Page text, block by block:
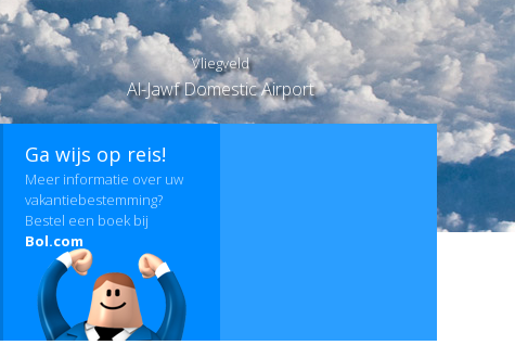
Vliegveld
Al-Jawf Domestic Airport
Ga wijs op reis!
Meer informatie over uw
vakantiebestemming?
Bestel een boek bij
Bol.com